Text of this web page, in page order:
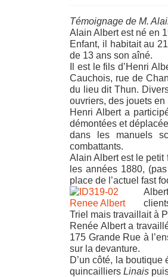
Témoignage de M.
Alain Albert est né en
Enfant, il habitait au
de 13 ans son aîné.
Il est le fils d’Henri
Cauchois, rue de
du lieu dit Thun.
ouvriers, des jouets
Henri Albert a
démontées et
dans les manuels
combattants.
Alain Albert est le petit
les années 1880,
place de l’actuel fast
Triel mais travaillait à
Renée Albert a
175 Grande Rue à
sur la devanture.
D’un côté, la
quincailliers Linais